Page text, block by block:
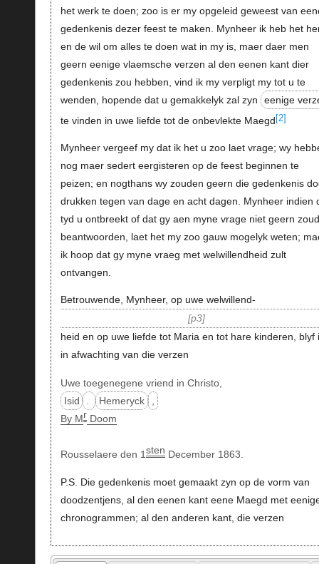
het werk te doen; zoo is er my opgeleid geweest van
gedenkenis dezer feest te maken. Mynheer ik heb het
en de wil om alles te doen wat in my is, maer daer men
geern eenige vlaemsche verzen al den eenen kant dier
gedenkenis zou hebben, vind ik my verpligt my tot u te
wenden, hopende dat u gemakkelyk zal zyn
eenige
te vinden in uwe liefde tot de onbevlekte Maegd [2]
Mynheer vergeef my dat ik het u zoo laet vrage; wy
nog maer sedert eergisteren op de feest beginnen te
peizen; en nogthans wy zouden geern die gedenkenis
drukken tegen van dage en acht dagen. Mynheer indien
tyd u ontbreekt of dat gy aen myne vrage niet geern
beantwoorden, laet het my zoo gauw mogelyk weten;
ik hoop dat gy myne vraeg met welwillendheid zult
ontvangen.
Betrouwende, Mynheer, op uwe welwillend-
p3
heid en op uwe liefde tot Maria en tot hare kinderen, blyf
in afwachting van die verzen
Uwe toegenegene vriend in Christo,
Isid
Hemeryck
By MrDoom
Rousselaere den 1stenDecember 1863.
P.S. Die gedenkenis moet gemaakt zyn op de vorm van
doodzentjens, al den eenen kant eene Maegd met
chronogrammen; al den anderen kant, die verzen